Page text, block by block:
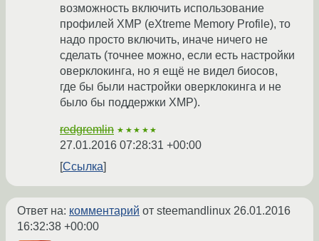
возможность включить использование
профилей XMP (eXtreme Memory Profile), то
надо просто включить, иначе ничего не
сделать (точнее можно, если есть настройки
оверклокинга, но я ещё не видел биосов,
где бы были настройки оверклокинга и не
было бы поддержки XMP).
redgremlin ★★★★★
27.01.2016 07:28:31 +00:00
Ссылка
Ответ на: комментарий от steemandlinux 26.01.2016
16:32:38 +00:00